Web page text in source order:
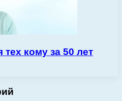
кому за 50 лет